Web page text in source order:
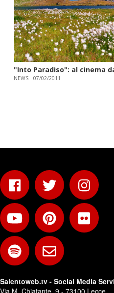
"Into Paradiso": al cinema
NEWS 07/02/2011
Salentoweb.tv - Social Media
Via M. Chiatante, 9 - 73100 Lecce